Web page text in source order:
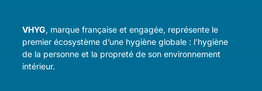
VHYG, marque française et engagée, représente le
premier écosystème d’une hygiène globale : l’hygiène
de la personne et la propreté de son environnement
intérieur.